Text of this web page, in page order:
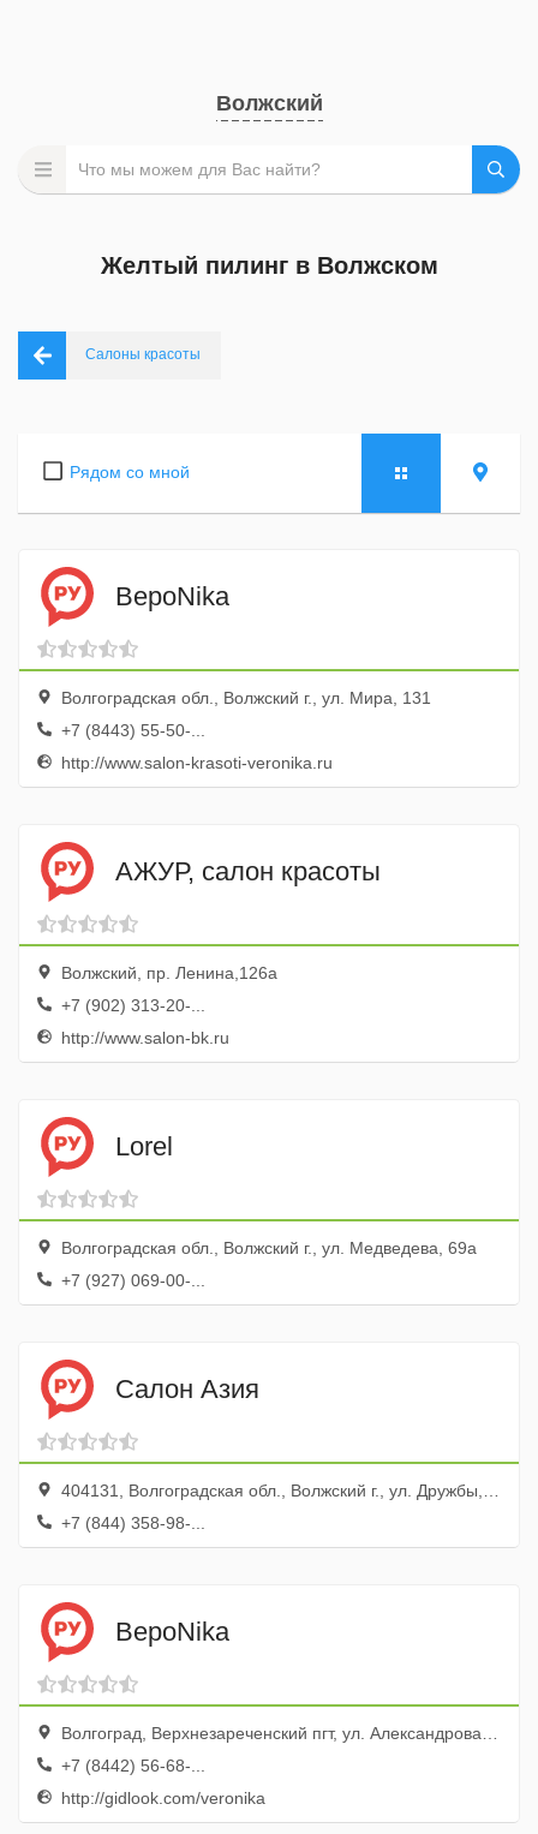
Волжский
Желтый пилинг в Волжском
Салоны красоты
Рядом со мной
ВероNika
Волгоградская обл., Волжский г., ул. Мира, 131
+7 (8443) 55-50-...
http://www.salon-krasoti-veronika.ru
АЖУР, салон красоты
Волжский, пр. Ленина,126а
+7 (902) 313-20-...
http://www.salon-bk.ru
Lorel
Волгоградская обл., Волжский г., ул. Медведева, 69а
+7 (927) 069-00-...
Салон Азия
404131, Волгоградская обл., Волжский г., ул. Дружбы, 83а
+7 (844) 358-98-...
ВероNika
Волгоград, Верхнезареченский пгт, ул. Александрова, 39
+7 (8442) 56-68-...
http://gidlook.com/veronika